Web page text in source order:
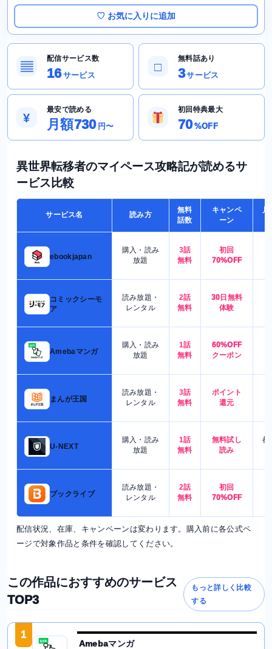
♡ お気に入りに追加
▤
配信サービス数
16サービス
□
無料話あり
3サービス
¥
最安で読める
月額730 円〜
初回特典最大
70%OFF
異世界転移者のマイペース攻略記が読めるサ
ービス比較
サービス名 読み方
無料
話数
キャンペ
ーン
月
ebookjapan
購入・読み
放題
3話
無料
初回
70%OFF
コミックシーモ
ア
読み放題・
レンタル
2話
無料
30日無料
体験
Amebaマンガ
購入・読み
放題
1話
無料
60%OFF
クーポン
まんが王国
読み放題・
レンタル
3話
無料
ポイント
還元
U-NEXT
購入・読み
放題
1話
無料
無料試し
読み
都
ブックライブ
読み放題・
レンタル
2話
無料
初回
70%OFF
配信状況、在庫、キャンペーンは変わります。購入前に各公式ペ
ージで対象作品と条件を確認してください。
この作品におすすめのサービス
TOP3
もっと詳しく比較
する
1
Amebaマンガ